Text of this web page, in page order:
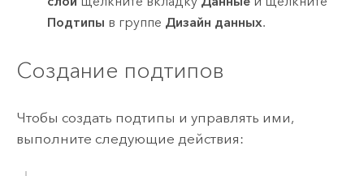
Подтипы в группе Дизайн данных.
Создание подтипов
Чтобы создать подтипы и управлять ими,
выполните следующие действия: